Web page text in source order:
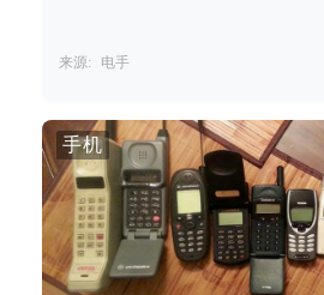
来源: 电手
手机